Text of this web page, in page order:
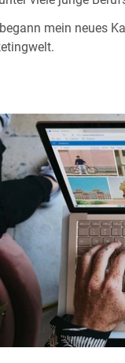
mein neues